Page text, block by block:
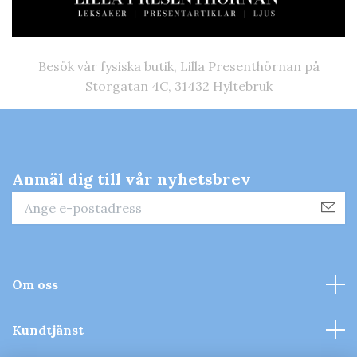
Besök vår fysiska butik, Lilla Presenthörnan på
Storgatan 4C, 31432 Hyltebruk
Anmäl dig till vår nyhetsbrev
Om oss
Kundtjänst